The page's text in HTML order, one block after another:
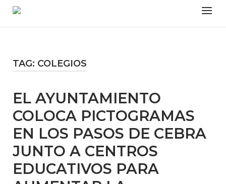
Skip
Menu
TAG: COLEGIOS
EL AYUNTAMIENTO
COLOCA PICTOGRAMAS
EN LOS PASOS DE CEBRA
JUNTO A CENTROS
EDUCATIVOS PARA